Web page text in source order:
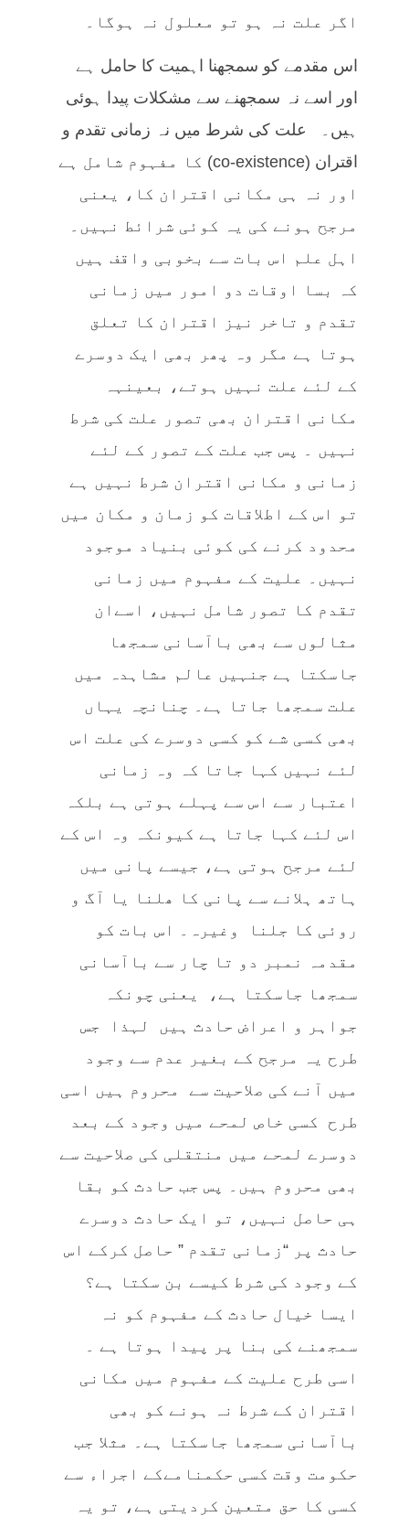
اگر علت نہ ہو تو معلول نہ ہوگا۔
اس مقدمے کو سمجھنا اہمیت کا حامل ہے
اور اسے نہ سمجھنے سے مشکلات پیدا ہوئی
ہیں۔ علت کی شرط میں نہ زمانی تقدم و
اقتران (co-existence) کا مفہوم شامل ہے
اور نہ ہی مکانی اقتران کا، یعنی
مرجح ہونے کی یہ کوئی شرائط نہیں۔
اہل علم اس بات سے بخوبی واقف ہیں
کہ بسا اوقات دو امور میں زمانی
تقدم و تاخر نیز اقتران کا تعلق
ہوتا ہے مگر وہ پھر بھی ایک دوسرے
کے لئے علت نہیں ہوتے، بعینہہ
مکانی اقتران بھی تصور علت کی شرط
نہیں ۔ پس جب علت کے تصور کے لئے
زمانی و مکانی اقتران شرط نہیں ہے
تو اس کے اطلاقات کو زمان و مکان میں
محدود کرنے کی کوئی بنیاد موجود
نہیں۔ علیت کے مفہوم میں زمانی
تقدم کا تصور شامل نہیں، اسےان
مثالوں سے بھی باآسانی سمجھا
جاسکتا ہے جنہیں عالم مشاہدہ میں
علت سمجھا جاتا ہے۔ چنانچہ یہاں
بھی کسی شے کو کسی دوسرے کی علت اس
لئے نہیں کہا جاتا کہ وہ زمانی
اعتبار سے اس سے پہلے ہوتی ہے بلکہ
اس لئے کہا جاتا ہے کیونکہ وہ اس کے
لئے مرجح ہوتی ہے، جیسے پانی میں
ہاتھ ہلانے سے پانی کا ھلنا یا آگ و
روئی کا جلنا وغیرہ۔ اس بات کو
مقدمہ نمبر دو تا چار سے باآسانی
سمجھا جاسکتا ہے، یعنی چونکہ
جواہر و اعراض حادث ہیں لہذا جس
طرح یہ مرجح کے بغیر عدم سے وجود
میں آنے کی صلاحیت سے محروم ہیں اسی
طرح کسی خاص لمحے میں وجود کے بعد
دوسرے لمحے میں منتقلی کی صلاحیت سے
بھی محروم ہیں۔ پس جب حادث کو بقا
ہی حاصل نہیں، تو ایک حادث دوسرے
حادث پر “زمانی تقدم ” حاصل کرکے اس
کے وجود کی شرط کیسے بن سکتا ہے؟
ایسا خیال حادث کے مفہوم کو نہ
سمجھنے کی بنا پر پیدا ہوتا ہے ۔
اسی طرح علیت کے مفہوم میں مکانی
اقتران کے شرط نہ ہونے کو بھی
باآسانی سمجھا جاسکتا ہے۔ مثلا جب
حکومت وقت کسی حکمنامےکے اجراء سے
کسی کا حق متعین کردیتی ہے، تو یہ